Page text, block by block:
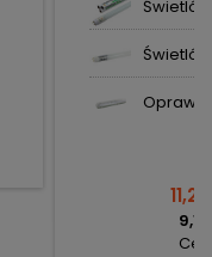
Oprawa
9,14